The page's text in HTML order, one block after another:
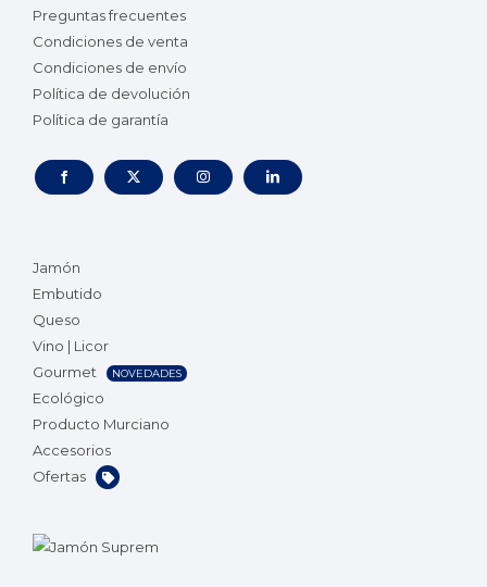
Preguntas frecuentes
Condiciones de venta
Condiciones de envío
Política de devolución
Política de garantía
Jamón
Embutido
Queso
Vino | Licor
Gourmet
NOVEDADES
Ecológico
Producto Murciano
Accesorios
Ofertas